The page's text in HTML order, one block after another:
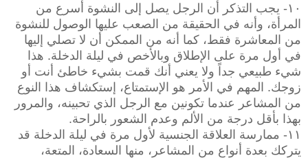
١٠- يجب التذكر أن الرجل يصل إلى النشوة أسرع من
المرأة، وأنه في الحقيقة من الصعب عليها الوصول للنشوة
من المعاشرة فقط، كما أنه من الممكن أن لا تصلي إليها
في أول مرة على الإطلاق وبالأخص في ليلة الدخلة. هذا
شيء طبيعي جداً ولا يعني أنك قمت بشيء خاطئ أنت أو
زوجك. المهم في الأمر هو الإستمتاع، إستكشاف هذا النوع
من المشاعر عندما تكونين مع الرجل الذي تحبينه، والمرور
بهذا بأقل درجة من الألم وعدم الشعور بالراحة.
١١- ممارسة العلاقة الجنسية لأول مرة في ليلة الدخلة قد
يتركك بعدة أنواع من المشاعر، منها السعادة، المتعة،